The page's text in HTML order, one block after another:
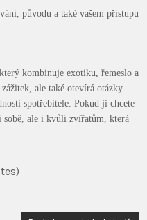
původu a také vašem přístupu
kombinuje exotiku, řemeslo a
ale také otevírá otázky
spotřebitele. Pokud ji chcete
sobě, ale i kvůli zvířatům, která